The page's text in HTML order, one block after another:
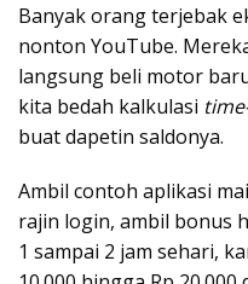
Banyak orang terjebak
nonton YouTube.
langsung beli motor
kita bedah kalkulasi
buat dapetin saldonya.
Ambil contoh aplikasi
rajin login, ambil bonus
1 sampai 2 jam sehari,